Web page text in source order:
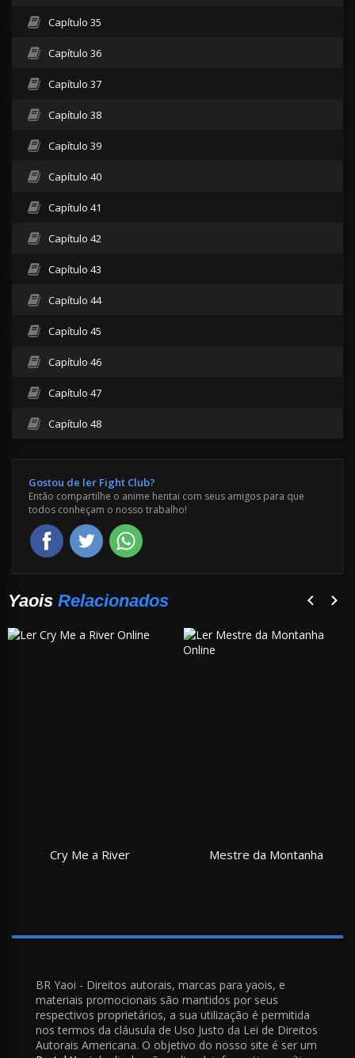
Capítulo 35
Capítulo 36
Capítulo 37
Capítulo 38
Capítulo 39
Capítulo 40
Capítulo 41
Capítulo 42
Capítulo 43
Capítulo 44
Capítulo 45
Capítulo 46
Capítulo 47
Capítulo 48
Gostou de ler Fight Club?
Então compartilhe o anime hentai com seus amigos para que
todos conheçam o nosso trabalho!
Yaois Relacionados
Cry Me a River Mestre da Montanha
BR Yaoi - Direitos autorais, marcas para yaois, e
materiais promocionais são mantidos por seus
respectivos proprietários, a sua utilização é permitida
nos termos da cláusula de Uso Justo da Lei de Direitos
Autorais Americana. O objetivo do nosso site é ser um